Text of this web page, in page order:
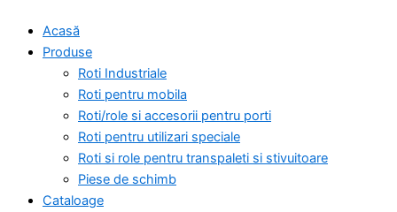
content
Acasă
Produse
Roti Industriale
Roti pentru mobila
Roti/role si accesorii pentru porti
Roti pentru utilizari speciale
Roti si role pentru transpaleti si stivuitoare
Piese de schimb
Cataloage